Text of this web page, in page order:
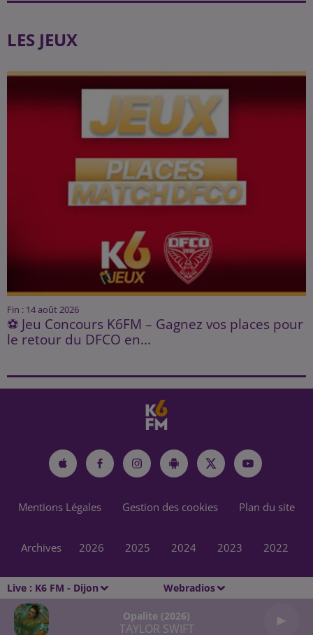
Live : K6 FM - Dijon Webradios
Opalite (2026)
TAYLOR SWIFT
LES JEUX
Fin : 14 août 2026
⚽ Jeu Concours K6FM – Gagnez vos places pour
le retour du DFCO en...
Mentions Légales Gestion des cookies Plan du site
Archives 2026 2025 2024 2023 2022